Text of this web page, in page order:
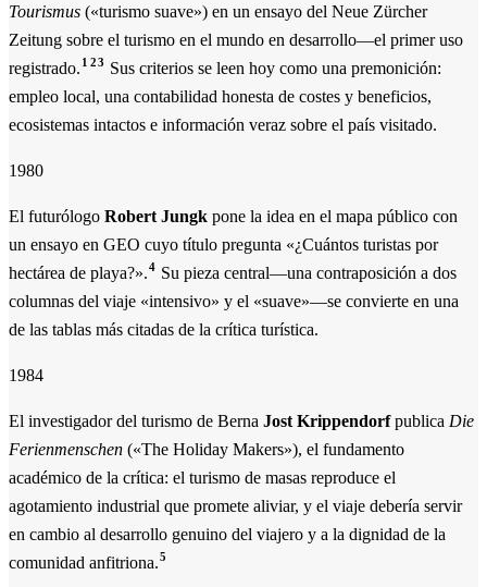
Tourismus («turismo suave») en un ensayo del Neue Zürcher
Zeitung sobre el turismo en el mundo en desarrollo—el primer uso
registrado. 1 2 3 Sus criterios se leen hoy como una premonición:
empleo local, una contabilidad honesta de costes y beneficios,
ecosistemas intactos e información veraz sobre el país visitado.
1980
El futurólogo Robert Jungk pone la idea en el mapa público con
un ensayo en GEO cuyo título pregunta «¿Cuántos turistas por
hectárea de playa?».4 Su pieza central—una contraposición a dos
columnas del viaje «intensivo» y el «suave»—se convierte en una
de las tablas más citadas de la crítica turística.
1984
El investigador del turismo de Berna Jost Krippendorfpublica Die
Ferienmenschen («The Holiday Makers»), el fundamento
académico de la crítica: el turismo de masas reproduce el
agotamiento industrial que promete aliviar, y el viaje debería servir
en cambio al desarrollo genuino del viajero y a la dignidad de la
comunidad anfitriona.5